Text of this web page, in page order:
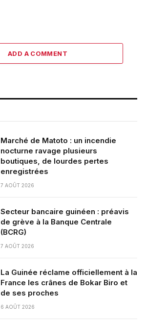
ADD A COMMENT
Marché de Matoto : un incendie
nocturne ravage plusieurs
boutiques, de lourdes pertes
enregistrées
7 AOÛT 2026
Secteur bancaire guinéen : préavis
de grève à la Banque Centrale
(BCRG)
7 AOÛT 2026
La Guinée réclame officiellement à la
France les crânes de Bokar Biro et
de ses proches
6 AOÛT 2026